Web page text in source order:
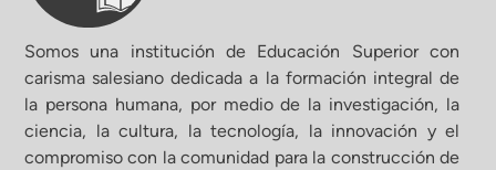
Somos una institución de Educación Superior con
carisma salesiano dedicada a la formación integral de
la persona humana, por medio de la investigación, la
ciencia, la cultura, la tecnología, la innovación y el
compromiso con la comunidad para la construcción de